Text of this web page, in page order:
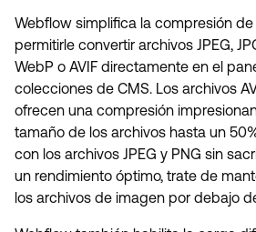
Webflow simplifica la compresión
permitirle convertir archivos JPEG,
WebP o AVIF directamente en el
colecciones de CMS. Los archivos
ofrecen una compresión
tamaño de los archivos hasta un
con los archivos JPEG y PNG sin
un rendimiento óptimo, trate de
los archivos de imagen por debajo